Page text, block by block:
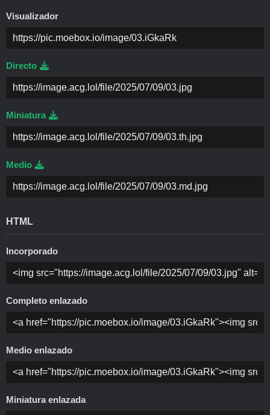
Visualizador
Directo
Miniatura
Medio
HTML
Incorporado
Completo enlazado
Medio enlazado
Miniatura enlazada